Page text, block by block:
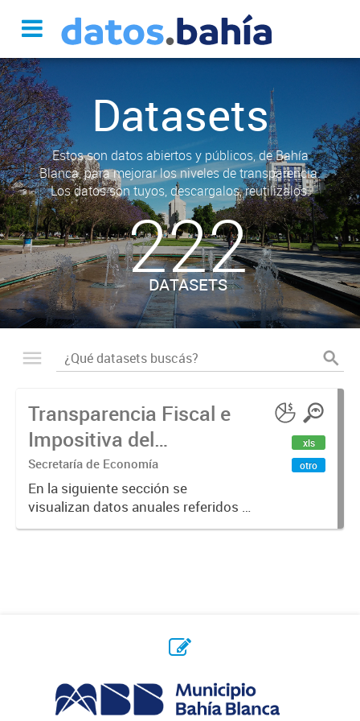
Datasets
Estos son datos abiertos y públicos, de Bahía
Blanca, para mejorar los niveles de transparencia.
Los datos son tuyos, descargalos, reutilizalos.
222
DATASETS
Transparencia Fiscal e
Impositiva del
Municipio. Año 2023
Secretaría de Economía
En la siguiente sección se
visualizan datos anuales referidos a
la transparencia fiscal e impositiva
xls
otro